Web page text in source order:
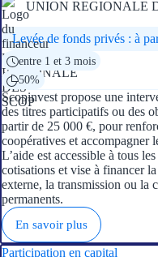
UNION REGIONALE
Levée de fonds privés : à
entre 1 et 3 mois
50%
Scopinvest propose une
des titres participatifs ou des
partir de 25 000 €, pour
coopératives et accompagner
L’aide est accessible à tous
cotisations et vise à financer
externe, la transmission ou la
permanents.
En savoir plus
Participation en capital